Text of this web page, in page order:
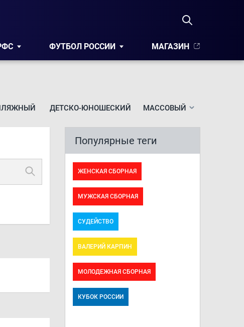
ФУТБОЛ РОССИИ МАГАЗИН
ДЕТСКО-ЮНОШЕСКИЙ МАССОВЫЙ
Популярные теги
ЖЕНСКАЯ СБОРНАЯ
МУЖСКАЯ СБОРНАЯ
СУДЕЙСТВО
ВАЛЕРИЙ КАРПИН
МОЛОДЕЖНАЯ СБОРНАЯ
КУБОК РОССИИ